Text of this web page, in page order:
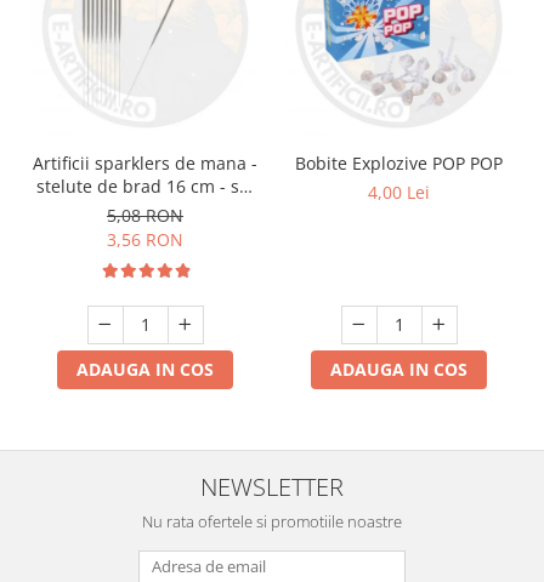
Artificii sparklers de mana -
stelute de brad 16 cm - set
10 buc
5,08 RON
3,56 RON
ADAUGA IN COS
Bobite Explozive POP POP
4,00 Lei
ADAUGA IN COS
NEWSLETTER
Nu rata ofertele si promotiile noastre